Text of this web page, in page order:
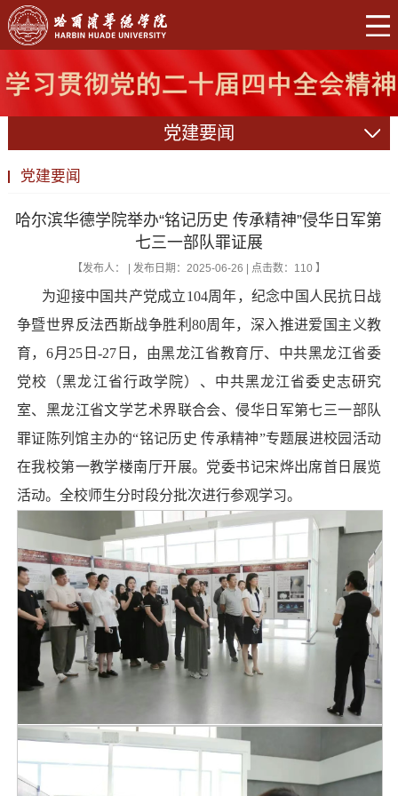
党建要闻
党建要闻
哈尔滨华德学院举办“铭记历史 传承精神”侵华日军第
七三一部队罪证展
【发布人： | 发布日期：2025-06-26 | 点击数： 110】
为迎接中国共产党成立104周年，纪念中国人民抗日战
争暨世界反法西斯战争胜利80周年，深入推进爱国主义教
育，6月25日-27日，由黑龙江省教育厅、中共黑龙江省委
党校（黑龙江省行政学院）、中共黑龙江省委史志研究
室、黑龙江省文学艺术界联合会、侵华日军第七三一部队
罪证陈列馆主办的“铭记历史 传承精神”专题展进校园活动
在我校第一教学楼南厅开展。党委书记宋烨出席首日展览
活动。全校师生分时段分批次进行参观学习。